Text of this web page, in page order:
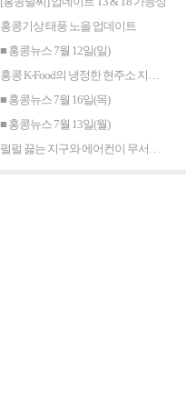
홍콩기상 태풍 노을 업데이트
■ 홍콩뉴스 7월 12일(일)
■ 홍콩뉴스 7월 16일(목)
■ 홍콩뉴스 7월 13일(월)